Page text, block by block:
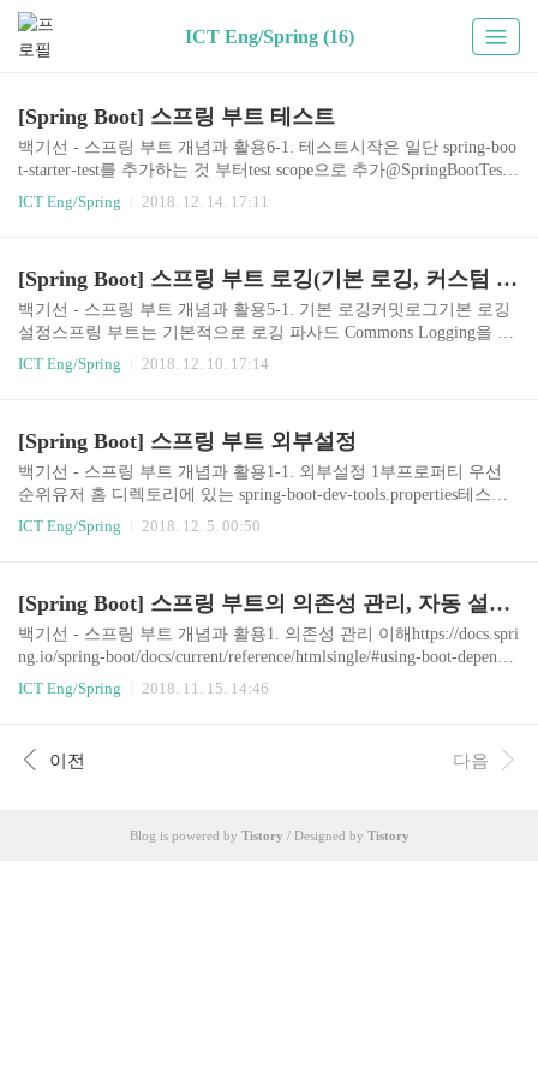
ICT Eng/Spring (16)
[Spring Boot] 스프링 부트 테스트
백기선 - 스프링 부트 개념과 활용6-1. 테스트시작은 일단 spring-boo
t-starter-test를 추가하는 것 부터test scope으로 추가@SpringBootTest
@SpringBootTest가 하는 역할은 @SpringBootApplication을 찾아서
테스트를 위한 빈들을 다 생성한다. 그리고 @MockBean으로 정의된
SpringBootTest.webEnvironmentMOCK : mock servlet environment. 내
장 톰캣 구동 안함.커밋로그 : https://github.com/namjunemy/..
ICT Eng/Spring 2018. 12. 14. 17:11
[Spring Boot] 스프링 부트 로깅(기본 로깅, 커스텀 로깅)
백기선 - 스프링 부트 개념과 활용5-1. 기본 로깅커밋로그기본 로깅
설정스프링 부트는 기본적으로 로깅 파사드 Commons Logging을 사
용한다. 결국 SLF4j를 사용하게 된다. 소스코드에서도 SLF4j를 사용
하면 된다.로깅 파사드는 실제 로깅을 하지 않고, 로거 API들을 추상
자유롭게 해주기 위해서.로깅 파사드의 장점은 로거들을 바꿔서 사
용할 수 있다는 것이다.JUL(Java Utility Logging), Log4J2, Logback정
리하자면 스프링부트에서 찍히는 로그는 Commons Logging -> SLF4
ICT Eng/Spring 2018. 12. 10. 17:14
[Spring Boot] 스프링 부트 외부설정
백기선 - 스프링 부트 개념과 활용1-1. 외부설정 1부프로퍼티 우선
순위유저 홈 디렉토리에 있는 spring-boot-dev-tools.properties테스트
에 있는 @TestPropertySource@SpringBootTest 애노테이션의 propertie
s 애트리뷰트커맨드라인 아규먼트SPRING_APPLICATION_JSON
stem.getProperties() 자바 시스템 프로퍼티OS 환경 변수RandomValue
PropertySourceJAR 밖에 있는 특정 프로파일용 application.propertiesJ
AR 안에 있는 특정..
ICT Eng/Spring 2018. 12. 5. 00:50
[Spring Boot] 스프링 부트의 의존성 관리, 자동 설정, 내장 웹 서버
백기선 - 스프링 부트 개념과 활용1. 의존성 관리 이해https://docs.spri
ng.io/spring-boot/docs/current/reference/htmlsingle/#using-boot-depende
ncy-managementspring-boot-stater-* 의 부모인 spring-boot-stater-paren
t, 그리고 다시 그 parent의 부모인 spring-boot-dependencies 에 정의되
전에서 관리하는 의존성들이 정의 되어 있다.그렇기 때문에 우리는
각 스타터의 버전을 명시하지 않아도 되고, parent가 관리하는 버전
ICT Eng/Spring 2018. 11. 15. 14:46
이전 다음
Blog is powered by Tistory / Designed by Tistory